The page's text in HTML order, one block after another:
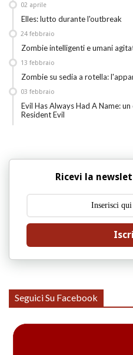
Elles: lutto durante l'outbreak
02 aprile
Zombie intelligenti e umani
24 febbraio
Zombie su sedia a rotella:
13 febbraio
Evil Has Always Had A Name:
Resident Evil
03 febbraio
Ricevi la
Seguici Su Facebook